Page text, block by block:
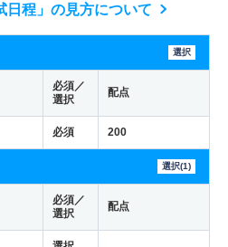
日程」の見方について
選択
必須／
選択
配点
必須 200
選択(1)
必須／
選択
配点